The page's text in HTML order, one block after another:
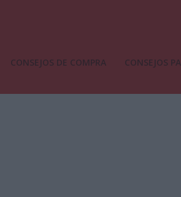
CONSEJOS DE COMPRA CONSEJOS